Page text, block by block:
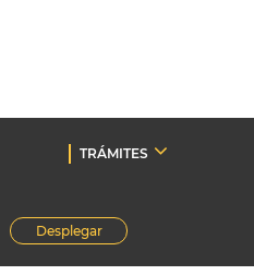
TRÁMITES
Desplegar